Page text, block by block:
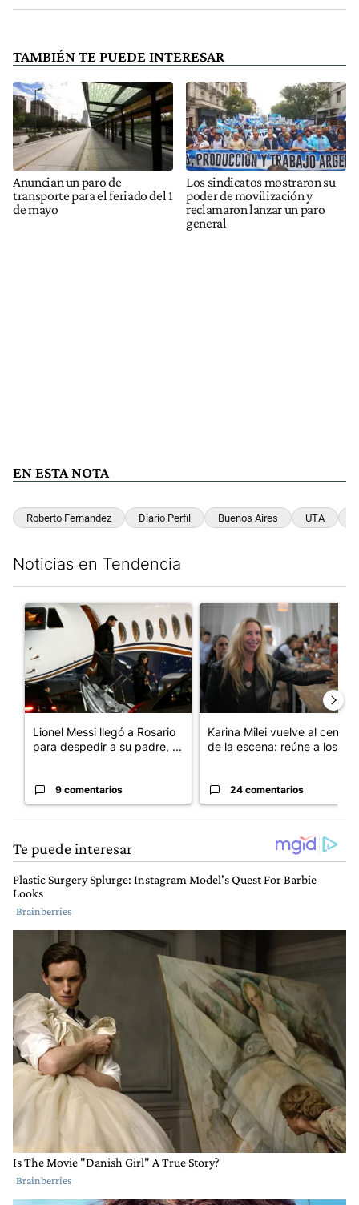
TAMBIÉN TE PUEDE INTERESAR
Anuncian un paro de
transporte para el feriado del 1
de mayo
Los sindicatos mostraron su
poder de movilización y
reclamaron lanzar un paro
general
EN ESTA NOTA
Roberto Fernandez Diario Perfil Buenos Aires UTA
Noticias en Tendencia
Un artículo de tendencia con el título "Lionel Messi llegó a
Lionel Messi llegó a Rosario
para despedir a su padre, ...
9 comentarios
Un artículo de tendencia
Karina Milei vuelve al centro
de la escena: reúne a los...
24 comentarios